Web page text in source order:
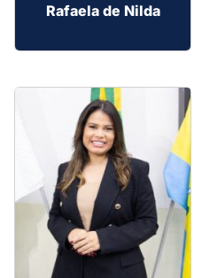
Rafaela de Nilda